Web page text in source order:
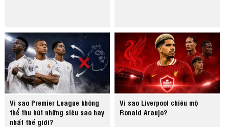
Vì sao Premier League không
thể thu hút những siêu sao hay
nhất thế giới?
Vì sao Liverpool chiêu mộ
Ronald Araujo?